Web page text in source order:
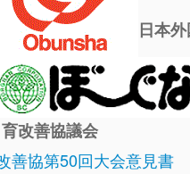
日本
育改善協議会
善協第50回大会意見書